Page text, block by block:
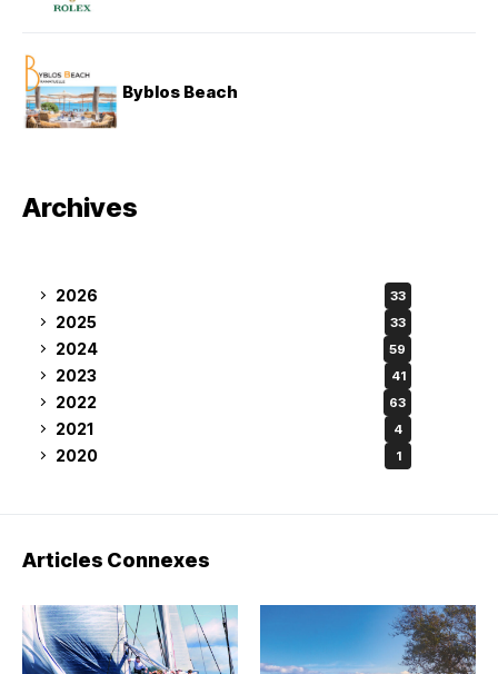
Byblos Beach
Archives
2026 33
2025 33
2024 59
2023 41
2022 63
2021 4
2020 1
Articles Connexes